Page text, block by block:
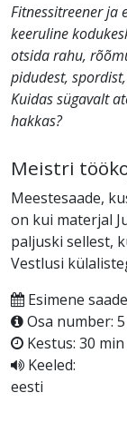
Fitnessitreener ja
keeruline
otsida rahu,
pidudest,
Kuidas sügavalt
hakkas?
Meistri
Meestesaade,
on kui materjal
paljuski sellest,
Vestlusi
Esimene
Osa number: 5
Kestus: 30 min
Keeled:
eesti